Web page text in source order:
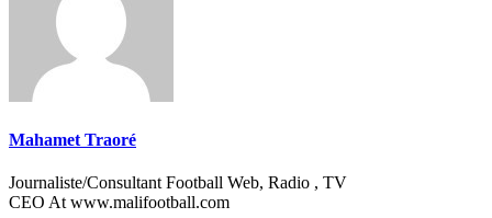
Mahamet Traoré
Journaliste/Consultant Football Web, Radio , TV
CEO At www.malifootball.com